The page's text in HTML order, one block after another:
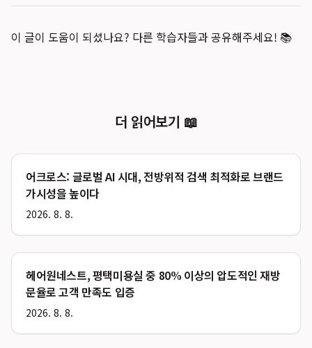
이 글이 도움이 되셨나요? 다른 학습자들과 공유해주세요! 📚
더 읽어보기 📖
어크로스: 글로벌 AI 시대, 전방위적 검색 최적화로 브랜드
가시성을 높이다
2026. 8. 8.
헤어원네스트, 평택미용실 중 80% 이상의 압도적인 재방
문율로 고객 만족도 입증
2026. 8. 8.